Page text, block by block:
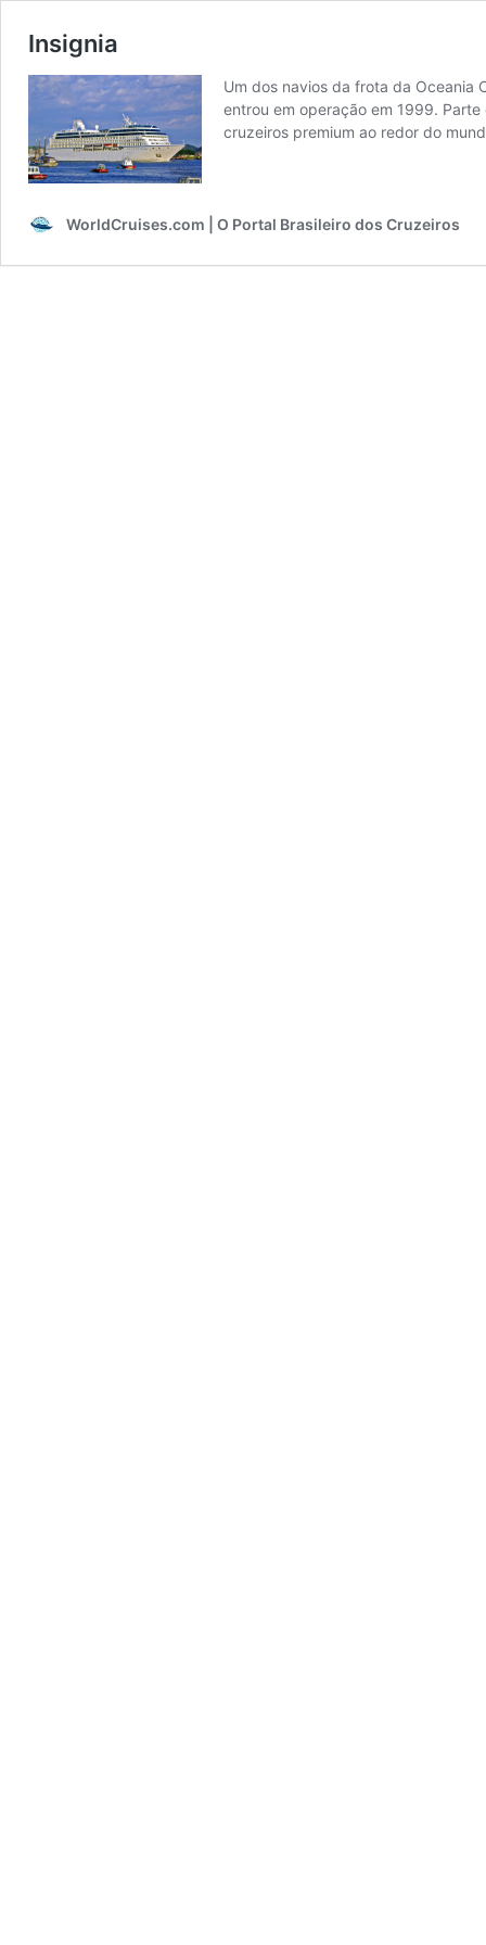
Insignia
Um dos navios da frota da Oceania
entrou em operação em 1999.
cruzeiros premium ao redor do
WorldCruises.com | O Portal Brasileiro dos Cruzeiros